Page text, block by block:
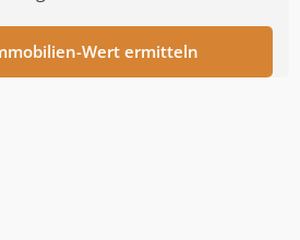
Wert ermitteln